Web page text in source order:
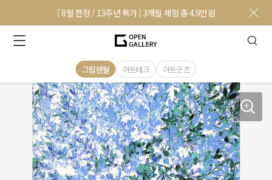
[ 8월 한정 / 13주년 특가 ] 3개월 체험 총 4.9만원
그림렌탈 아트테크 아트굿즈